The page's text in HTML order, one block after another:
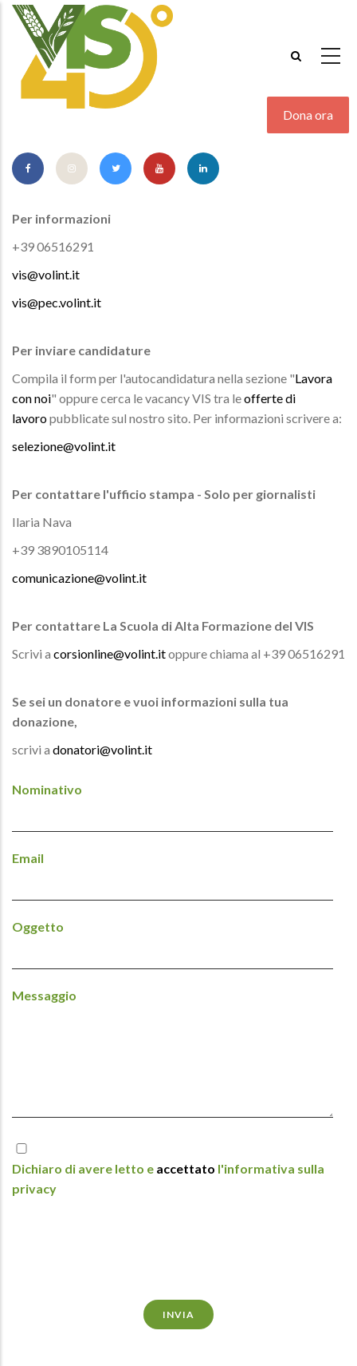
Salta
contenuto
principale
Dona ora
Per informazioni
+39 06516291
vis@volint.it
vis@pec.volint.it
Per inviare candidature
Compila il form per l'autocandidatura nella sezione "Lavora
con noi" oppure cerca le vacancy VIS tra leofferte di
lavoropubblicate sul nostro sito. Per informazioni scrivere a:
selezione@volint.it
Per contattare l'ufficio stampa - Solo per giornalisti
Ilaria Nava
+39 3890105114
comunicazione@volint.it
Per contattare La Scuola di Alta Formazione del VIS
Scrivi a corsionline@volint.itoppure chiama al +39 06516291
Se sei un donatore e vuoi informazioni sulla tua
donazione,
scrivi a donatori@volint.it
Nominativo
Email
Oggetto
Messaggio
Dichiaro di avere letto e accettato l'informativa sulla
privacy